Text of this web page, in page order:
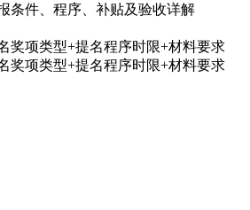
条件、程序、补贴及验收详解
奖项类型+提名程序时限+材料要求
奖项类型+提名程序时限+材料要求